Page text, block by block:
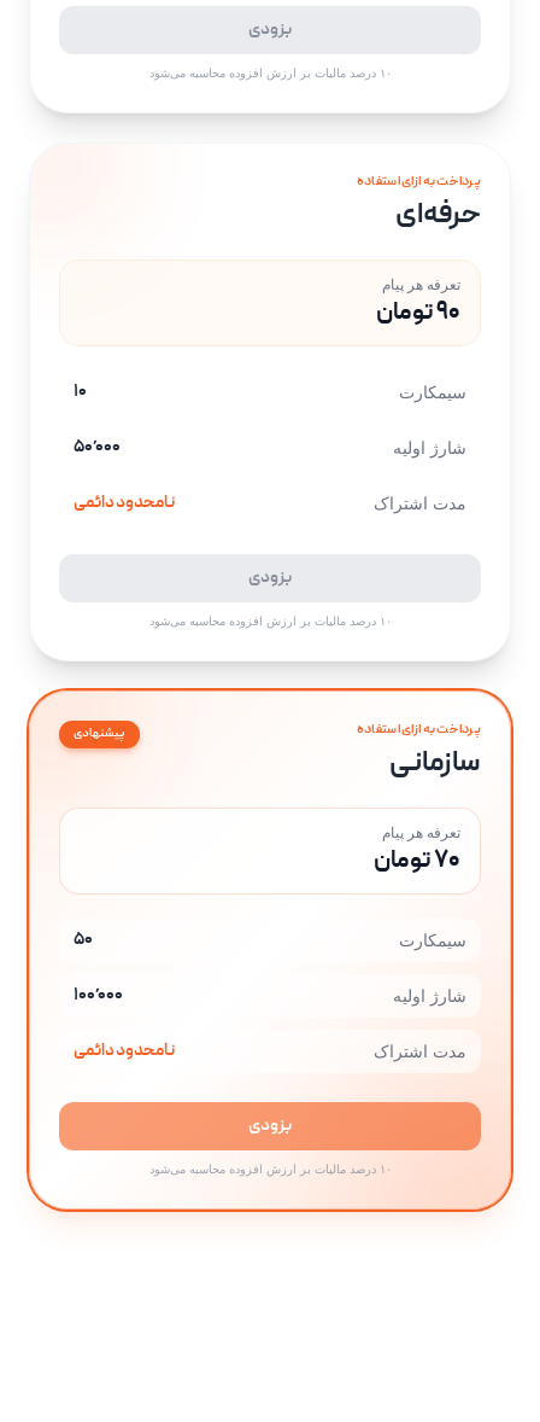
بزودی
۱۰ درصد مالیات بر ارزش افزوده محاسبه می‌شود
پرداخت به ازای استفاده
حرفه‌ای
تعرفه هر پیام
۹۰ تومان
سیمکارت ۱۰
شارژ اولیه ۵۰٬۰۰۰
مدت اشتراک نامحدود دائمی
بزودی
۱۰ درصد مالیات بر ارزش افزوده محاسبه می‌شود
پرداخت به ازای استفاده
سازمانی
پیشنهادی
تعرفه هر پیام
۷۰ تومان
سیمکارت ۵۰
شارژ اولیه ۱۰۰٬۰۰۰
مدت اشتراک نامحدود دائمی
بزودی
۱۰ درصد مالیات بر ارزش افزوده محاسبه می‌شود